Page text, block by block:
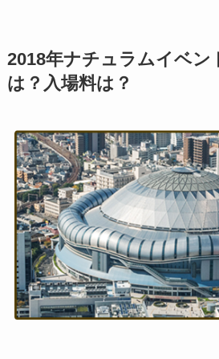
2018年ナチュラムイベン
は？入場料は？